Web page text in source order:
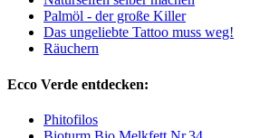
Palmöl - der große Killer
Das ungeliebte Tattoo muss weg!
Räuchern
Ecco Verde entdecken:
Phitofilos